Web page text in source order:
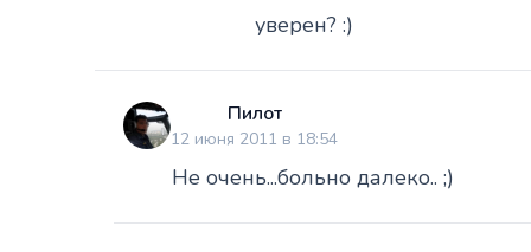
уверен? :)
Пилот
12 июня 2011 в 18:54
Не очень...больно далеко.. ;)